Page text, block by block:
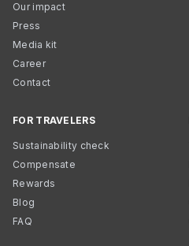
Our impact
Press
Media kit
Career
Contact
FOR TRAVELERS
Sustainability check
Compensate
Rewards
Blog
FAQ